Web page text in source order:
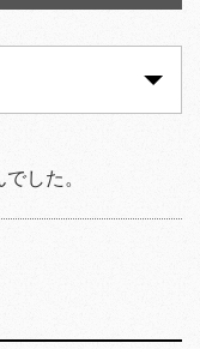
した。